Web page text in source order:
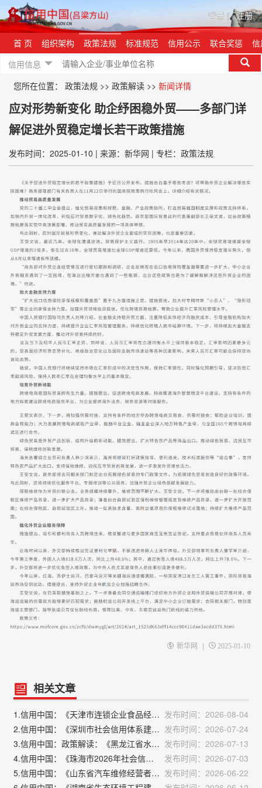
登录 | 注册
首 页 组织架构 政策法规 标准规范 信用公示 联合奖惩
信用信息
您所在位置： 政策法规 >> 政策解读 >> 新闻详情
应对形势新变化 助企纾困稳外贸——多部门详
解促进外贸稳定增长若干政策措施
发布时间：2025-01-10 | 来源：新华网 | 专栏：政策法规
新华网 | 2025-01-10
相关文章
1.信用中国：《天津市连锁企业食品经营许可“先证后核”信用承诺审批实施办法》政策解读 发布时间：2026-08-04
2.信用中国：《深圳市社会信用体系建设“十五五”行动计划》政策解读 发布时间：2026-07-24
3.信用中国：政策解读：《黑龙江省水利建设市场主体信用信息管理实施细则》 发布时间：2026-07-13
4.信用中国：《珠海市2026年社会信用体系建设工作要点》政策解读
发布时间：2026-07-03
5.信用中国：《山东省汽车维修经营者质量信誉考核办法》解读 发布时间：2026-06-22